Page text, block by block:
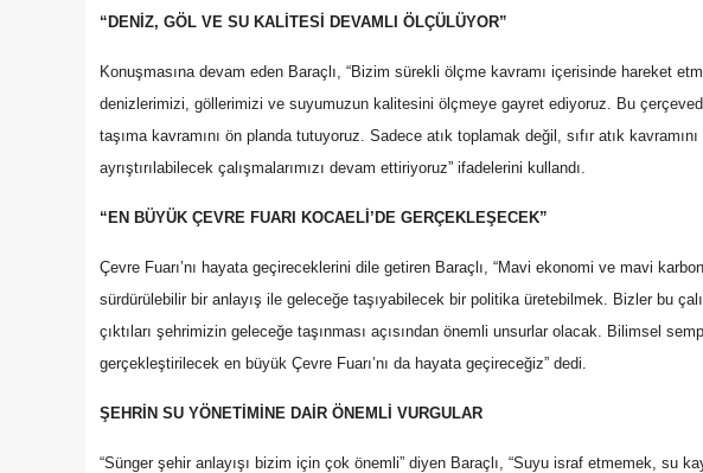
“DENİZ, GÖL VE SU KALİTESİ DEVAMLI ÖLÇÜLÜYOR”
Konuşmasına devam eden Baraçlı, “Bizim sürekli ölçme kavramı içerisinde hareket
denizlerimizi, göllerimizi ve suyumuzun kalitesini ölçmeye gayret ediyoruz. Bu
taşıma kavramını ön planda tutuyoruz. Sadece atık toplamak değil, sıfır atık
ayrıştırılabilecek çalışmalarımızı devam ettiriyoruz” ifadelerini kullandı.
“EN BÜYÜK ÇEVRE FUARI KOCAELİ’DE GERÇEKLEŞECEK”
Çevre Fuarı’nı hayata geçireceklerini dile getiren Baraçlı, “Mavi ekonomi ve mavi
sürdürülebilir bir anlayış ile geleceğe taşıyabilecek bir politika üretebilmek. Bizler bu
çıktıları şehrimizin geleceğe taşınması açısından önemli unsurlar olacak. Bilimsel
gerçekleştirilecek en büyük Çevre Fuarı’nı da hayata geçireceğiz” dedi.
ŞEHRİN SU YÖNETİMİNE DAİR ÖNEMLİ VURGULAR
“Sünger şehir anlayışı bizim için çok önemli” diyen Baraçlı, “Suyu israf etmemek, su